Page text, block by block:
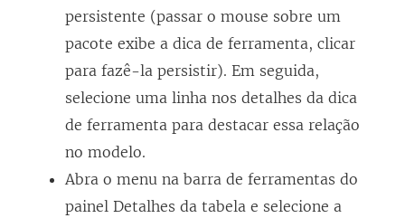
persistente (passar o mouse sobre um
pacote exibe a dica de ferramenta, clicar
para fazê-la persistir). Em seguida,
selecione uma linha nos detalhes da dica
de ferramenta para destacar essa relação
no modelo.
Abra o menu na barra de ferramentas do
painel Detalhes da tabela e selecione a